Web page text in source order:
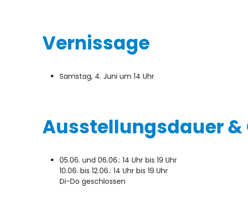
Vernissage
Samstag, 4. Juni um 14 Uhr
Ausstellungsdauer
05.06. und 06.06.: 14 Uhr bis 19 Uhr
10.06. bis 12.06.: 14 Uhr bis 19 Uhr
Di-Do geschlossen